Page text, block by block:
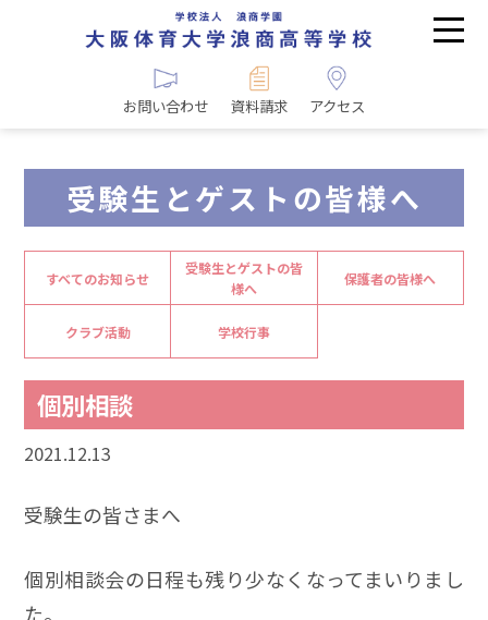
お問い合わせ 資料請求 アクセス
受験生とゲストの皆様へ
すべてのお知らせ
受験生とゲストの皆
様へ
保護者の皆様へ
クラブ活動 学校行事
個別相談
2021.12.13
受験生の皆さまへ
個別相談会の日程も残り少なくなってまいりまし
た。